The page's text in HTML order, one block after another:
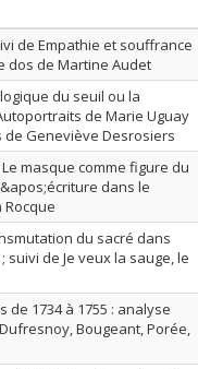
de Empathie et souffrance
dos de Martine Audet
du seuil ou la
de Marie Uguay
Geneviève Desrosiers
masque comme figure du
dans le
Rocque
du sacré dans
suivi de Je veux la sauge, le
1734 à 1755 : analyse
Bougeant, Porée,